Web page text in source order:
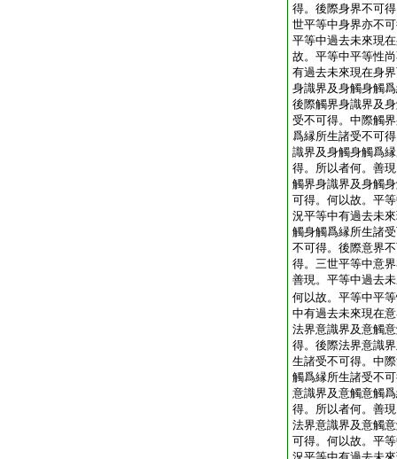
得。後際身界不可
世平等中身界亦不
平等中過去未來現
故。平等中平等性
有過去未來現在身
身識界及身觸身觸
後際觸界身識界及
受不可得。中際觸
爲縁所生諸受不可
識界及身觸身觸爲
得。所以者何。善
觸界身識界及身觸
可得。何以故。平
況平等中有過去未
觸身觸爲縁所生諸
不可得。後際意界
得。三世平等中意
善現。平等中過去
何以故。平等中平
中有過去未來現在
法界意識界及意觸
得。後際法界意識
生諸受不可得。中
觸爲縁所生諸受不
意識界及意觸意觸
得。所以者何。善
法界意識界及意觸
可得。何以故。平